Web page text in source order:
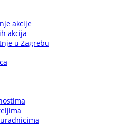
akcije
akcija
u Zagrebu